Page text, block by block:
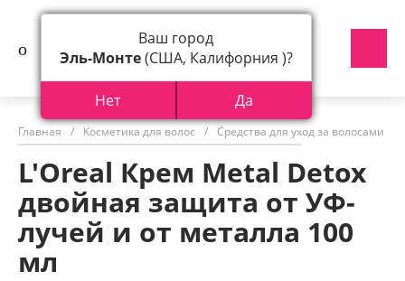
Главная / Косметика для волос / Средства для уход за волосами
L'Oreal Крем Metal Detox
двойная защита от УФ-
лучей и от металла 100
мл
Ваш город
Эль-Монте(США, Калифорния )?
Нет Да